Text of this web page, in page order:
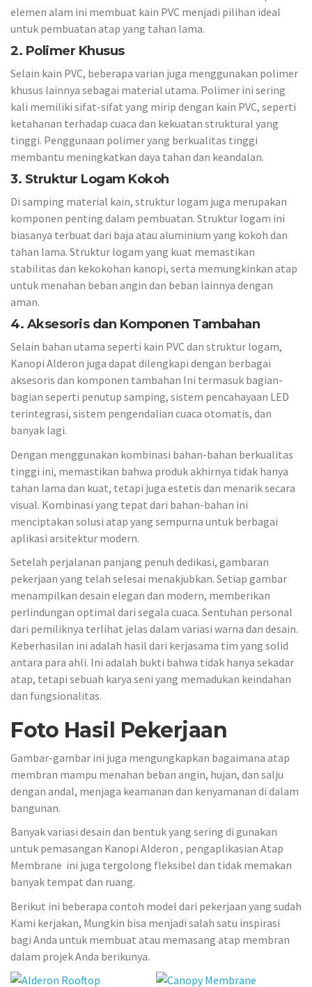
elemen alam ini membuat kain PVC menjadi pilihan ideal
untuk pembuatan atap yang tahan lama.
2. Polimer Khusus
Selain kain PVC, beberapa varian juga menggunakan polimer
khusus lainnya sebagai material utama. Polimer ini sering
kali memiliki sifat-sifat yang mirip dengan kain PVC, seperti
ketahanan terhadap cuaca dan kekuatan struktural yang
tinggi. Penggunaan polimer yang berkualitas tinggi
membantu meningkatkan daya tahan dan keandalan.
3. Struktur Logam Kokoh
Di samping material kain, struktur logam juga merupakan
komponen penting dalam pembuatan. Struktur logam ini
biasanya terbuat dari baja atau aluminium yang kokoh dan
tahan lama. Struktur logam yang kuat memastikan
stabilitas dan kekokohan kanopi, serta memungkinkan atap
untuk menahan beban angin dan beban lainnya dengan
aman.
4. Aksesoris dan Komponen Tambahan
Selain bahan utama seperti kain PVC dan struktur logam,
Kanopi Alderon juga dapat dilengkapi dengan berbagai
aksesoris dan komponen tambahan Ini termasuk bagian-
bagian seperti penutup samping, sistem pencahayaan LED
terintegrasi, sistem pengendalian cuaca otomatis, dan
banyak lagi.
Dengan menggunakan kombinasi bahan-bahan berkualitas
tinggi ini, memastikan bahwa produk akhirnya tidak hanya
tahan lama dan kuat, tetapi juga estetis dan menarik secara
visual. Kombinasi yang tepat dari bahan-bahan ini
menciptakan solusi atap yang sempurna untuk berbagai
aplikasi arsitektur modern.
Setelah perjalanan panjang penuh dedikasi, gambaran
pekerjaan yang telah selesai menakjubkan. Setiap gambar
menampilkan desain elegan dan modern, memberikan
perlindungan optimal dari segala cuaca. Sentuhan personal
dari pemiliknya terlihat jelas dalam variasi warna dan desain.
Keberhasilan ini adalah hasil dari kerjasama tim yang solid
antara para ahli. Ini adalah bukti bahwa tidak hanya sekadar
atap, tetapi sebuah karya seni yang memadukan keindahan
dan fungsionalitas.
Foto Hasil Pekerjaan
Gambar-gambar ini juga mengungkapkan bagaimana atap
membran mampu menahan beban angin, hujan, dan salju
dengan andal, menjaga keamanan dan kenyamanan di dalam
bangunan.
Banyak variasi desain dan bentuk yang sering di gunakan
untuk pemasangan Kanopi Alderon , pengaplikasian Atap
Membrane ini juga tergolong fleksibel dan tidak memakan
banyak tempat dan ruang.
Berikut ini beberapa contoh model dari pekerjaan yang sudah
Kami kerjakan, Mungkin bisa menjadi salah satu inspirasi
bagi Anda untuk membuat atau memasang atap membran
dalam projek Anda berikunya.